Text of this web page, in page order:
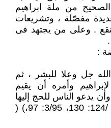
من ملة ابراهيم
مفصّلة ، وتشريعات
. وعلى من يجتهد فى
:
جل وعلا للبشر ، ثم
وأمره أن يقيم
يدعو الناس للحج إليها
وأن يقم الصلاة حولها:( البقرة /124: 130، 3/95: 97،) (